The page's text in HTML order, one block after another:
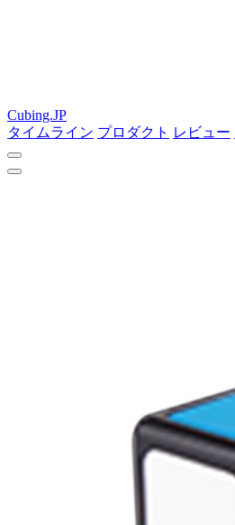
Cubing.JP
タイムライン プロダクト レビュー